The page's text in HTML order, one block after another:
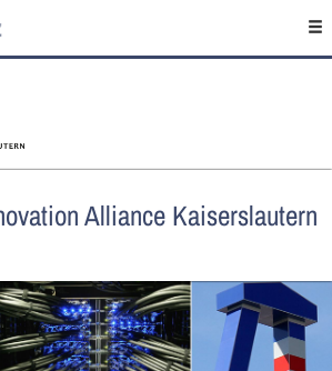
Alliance Kaiserslautern